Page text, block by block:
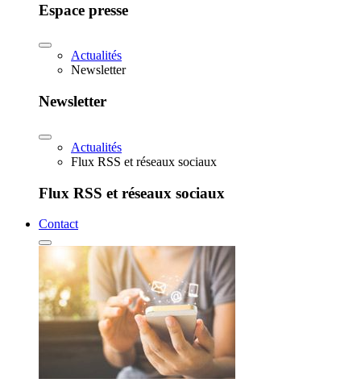
Espace presse
Actualités
Newsletter
Newsletter
Actualités
Flux RSS et réseaux sociaux
Flux RSS et réseaux sociaux
Contact